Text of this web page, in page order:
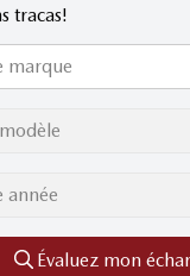
tracas!
marque
année
Évaluez mon